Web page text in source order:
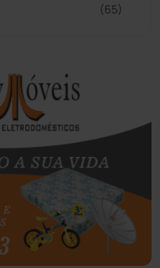
(65)
(72)
(7679)
(31955)